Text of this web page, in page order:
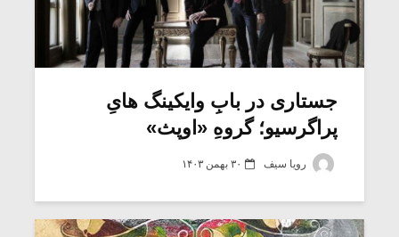
جستاری در بابِ وایکینگ هایِ
پراگرسیو؛ گروهِ «اوپث»
رویا سیف ۳۰ بهمن ۱۴۰۳